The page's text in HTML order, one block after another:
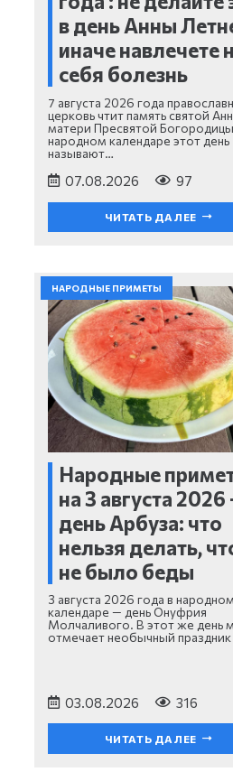
в день Анны
иначе навлечете
себя болезнь
7 августа 2026 года
церковь чтит память святой
матери Пресвятой
народном календаре этот день
называют…
07.08.2026 97
ЧИТАТЬ ДАЛЕЕ
НАРОДНЫЕ ПРИМЕТЫ
Народные
на 3 августа 2026
день Арбуза: что
нельзя делать,
не было беды
3 августа 2026 года в народном
календаре — день Онуфрия
Молчаливого. В этот же день
отмечает необычный
03.08.2026 316
ЧИТАТЬ ДАЛЕЕ